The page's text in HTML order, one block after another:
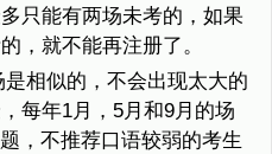
只能有两场未考的，如果
，就不能再注册了。
相似的，不会出现太大的
每年1月，5月和9月的场
，不推荐口语较弱的考生